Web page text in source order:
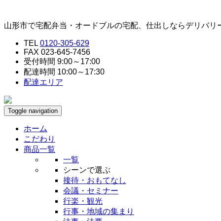
山形市で宅配弁当・オードブルの宅配、仕出しならデリバリ
TEL 0120-305-629
FAX 023-645-7456
受付時間 9:00～17:00
配達時間 10:00～17:30
配達エリア
Toggle navigation
ホーム
こだわり
商品一覧
一覧
シーンで選ぶ
接待・おもてなし
会議・セミナー
行楽・観光
行事・地域の集まり